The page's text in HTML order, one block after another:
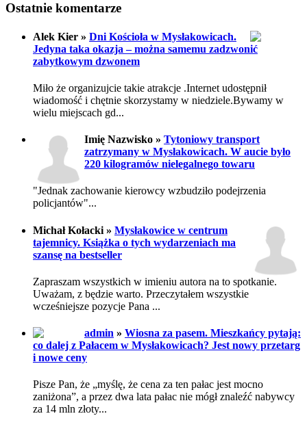
Ostatnie komentarze
Alek Kier » Dni Kościoła w Mysłakowicach.
Jedyna taka okazja – można samemu zadzwonić
zabytkowym dzwonem
Miło że organizujcie takie atrakcje .Internet udostępnił
wiadomość i chętnie skorzystamy w niedziele.Bywamy w
wielu miejscach gd...
Imię Nazwisko » Tytoniowy transport
zatrzymany w Mysłakowicach. W aucie było
220 kilogramów nielegalnego towaru
"Jednak zachowanie kierowcy wzbudziło podejrzenia
policjantów"...
Michał Kołacki » Mysłakowice w centrum
tajemnicy. Książka o tych wydarzeniach ma
szansę na bestseller
Zapraszam wszystkich w imieniu autora na to spotkanie.
Uważam, z będzie warto. Przeczytałem wszystkie
wcześniejsze pozycje Pana ...
admin » Wiosna za pasem. Mieszkańcy pytają:
co dalej z Pałacem w Mysłakowicach? Jest nowy przetarg
i nowe ceny
Pisze Pan, że „myślę, że cena za ten pałac jest mocno
zaniżona”, a przez dwa lata pałac nie mógł znaleźć nabywcy
za 14 mln złoty...